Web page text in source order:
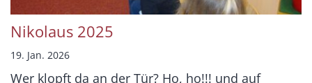
Nikolaus 2025
19. Jan. 2026
Wer klopft da an der Tür? Ho, ho!!! und auf